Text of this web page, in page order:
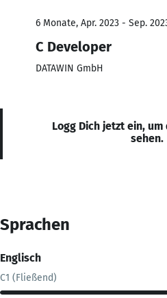
6 Monate, Apr. 2023 - Sep.
C Developer
DATAWIN GmbH
Logg Dich jetzt ein,
sehen.
Sprachen
Englisch
C1 (Fließend)